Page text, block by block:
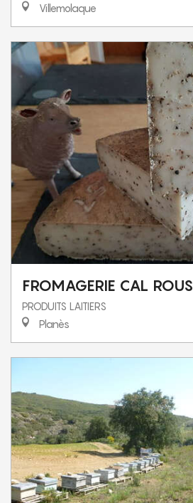
Villemolaque
FROMAGERIE CAL ROUS
PRODUITS LAITIERS
Planès